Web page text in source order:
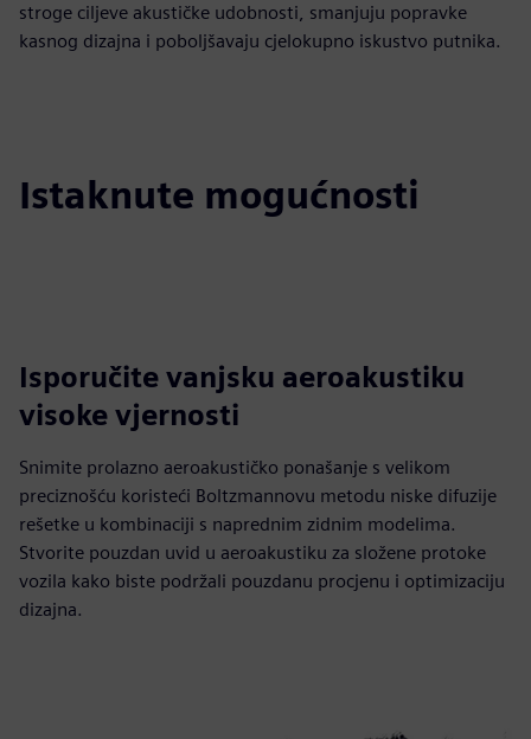
stroge ciljeve akustičke udobnosti, smanjuju popravke
kasnog dizajna i poboljšavaju cjelokupno iskustvo putnika.
Istaknute mogućnosti
Isporučite vanjsku aeroakustiku
visoke vjernosti
Snimite prolazno aeroakustičko ponašanje s velikom
preciznošću koristeći Boltzmannovu metodu niske difuzije
rešetke u kombinaciji s naprednim zidnim modelima.
Stvorite pouzdan uvid u aeroakustiku za složene protoke
vozila kako biste podržali pouzdanu procjenu i optimizaciju
dizajna.